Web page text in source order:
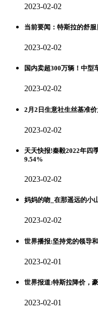
2023-02-02
当前要闻：特斯拉的舒服
2023-02-02
国内卖超300万辆！中型
2023-02-02
2月2日生意社生丝基准
2023-02-02
天天快报!秦毅2022年四
9.54%
2023-02-02
妈妈的吻_在那遥远的小
2023-02-02
世界播报:坚持党的领导
2023-02-01
世界报道:特斯拉降价，
2023-02-01